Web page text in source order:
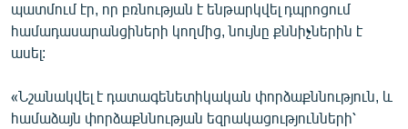
«Ազատության» բոլոր կայքերը
պատմում էր, որ բռնության է ենթարկվել դպրոցում
համադասարանցիների կողմից, նույնը քննիչներին է
ասել:
«Նշանակվել է դատագենետիկական փորձաքննություն, և
համաձայն փորձաքննության եզրակացությունների՝